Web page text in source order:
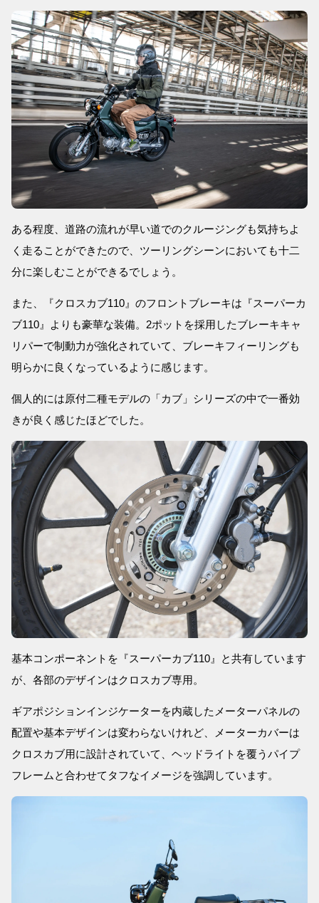
ある程度、道路の流れが早い道でのクルージングも気持ちよ
く走ることができたので、ツーリングシーンにおいても十二
分に楽しむことができるでしょう。
また、『クロスカブ110』のフロントブレーキは『スーパーカ
ブ110』よりも豪華な装備。2ポットを採用したブレーキキャ
リパーで制動力が強化されていて、ブレーキフィーリングも
明らかに良くなっているように感じます。
個人的には原付二種モデルの「カブ」シリーズの中で一番効
きが良く感じたほどでした。
基本コンポーネントを『スーパーカブ110』と共有しています
が、各部のデザインはクロスカブ専用。
ギアポジションインジケーターを内蔵したメーターパネルの
配置や基本デザインは変わらないけれど、メーターカバーは
クロスカブ用に設計されていて、ヘッドライトを覆うパイプ
フレームと合わせてタフなイメージを強調しています。